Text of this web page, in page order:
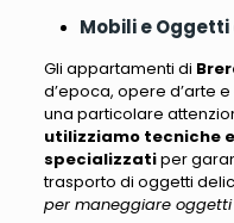
Mobili e Oggetti
Gli appartamenti di
d’epoca, opere d’arte
una particolare
utilizziamo tecniche
specializzatiper
trasporto di oggetti
per maneggiare oggetti